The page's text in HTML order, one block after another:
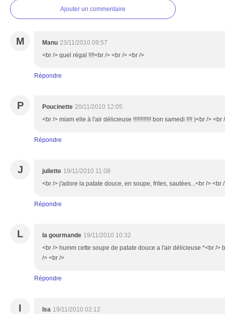
Ajouter un commentaire
M Manu 23/11/2010 09:57
<br /> quel régal !!!!<br /> <br /> <br />
Répondre
P Poucinette 20/11/2010 12:05
<br /> miam elle à l'air délicieuse !!!!!!!!!!!! bon samedi !!!! )<br /> <br
Répondre
J juliette 19/11/2010 11:08
<br /> j'adore la patate douce, en soupe, frites, sautées...<br /> <br
Répondre
L la gourmande 19/11/2010 10:32
<br /> humm cette soupe de patate douce a l'air délicieuse *<br />
/> <br />
Répondre
I Isa 19/11/2010 02:12